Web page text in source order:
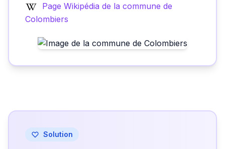
Page Wikipédia de la commune de
Colombiers
Solution